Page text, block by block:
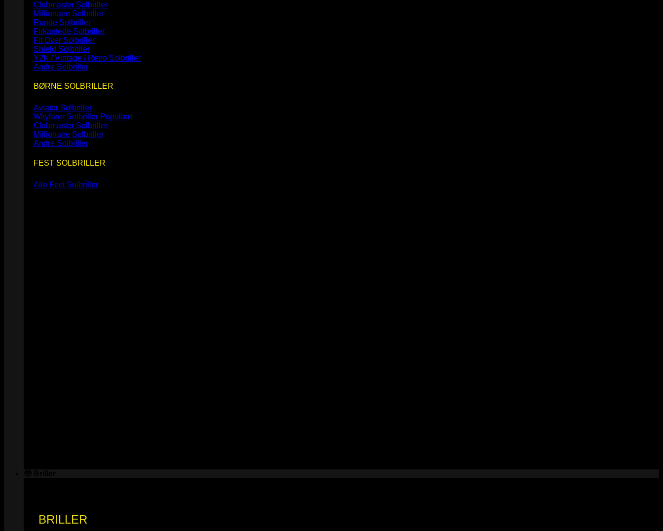
Clubmaster Solbriller
Millionaire Solbriller
Runde Solbriller
Firkantede Solbriller
Fit Over Solbriller
Shield Solbriller
Y2K / Vintage / Retro Solbriller
Andre Solbriller
BØRNE SOLBRILLER
Aviator Solbriller
Wayfarer Solbriller
Clubmaster Solbriller
Millionaire Solbriller
Andre Solbriller
FEST SOLBRILLER
Alle Fest Solbriller
BRILLER